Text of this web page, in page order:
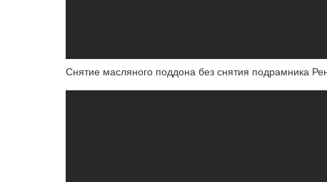
Снятие масляного поддона без снятия подрамника